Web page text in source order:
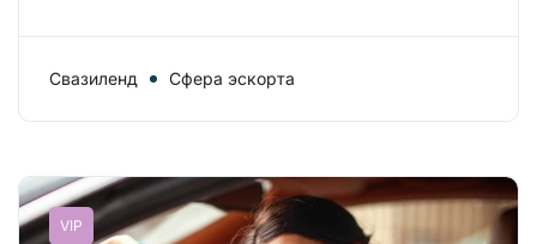
Свазиленд Сфера эскорта
VIP